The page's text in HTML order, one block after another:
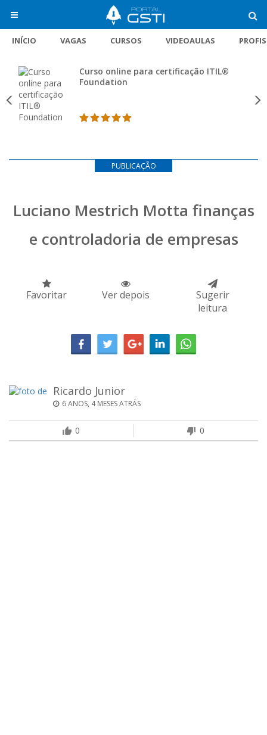
INÍCIO VAGAS CURSOS VIDEOAULAS
Curso online para certificação ITIL®
Foundation
PUBLICAÇÃO
Luciano Mestrich Motta finanças
e controladoria de empresas
Favoritar Ver depois
Sugerir
leitura
Ricardo Junior
6 ANOS, 4 MESES ATRÁS
0 0